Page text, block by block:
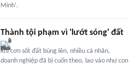
Minh'.
Thành tội phạm vì 'lướt sóng' đất
Khi cơn sốt đất bùng lên, nhiều cá nhân,
doanh nghiệp đã bị cuốn theo, lao vào như con